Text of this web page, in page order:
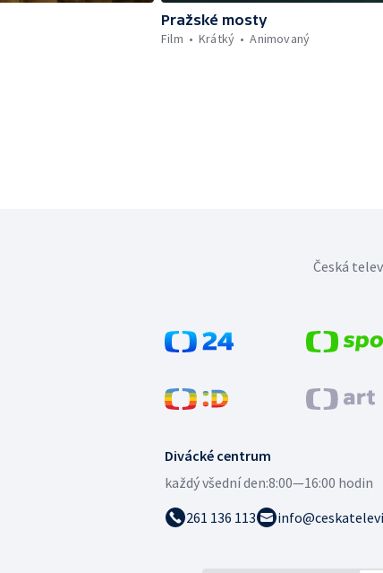
Pražské mosty
Film
Krátký Animovaný
Divácké centrum
každý všední den:8:00—16:00 hodin
261 136 113
Česká